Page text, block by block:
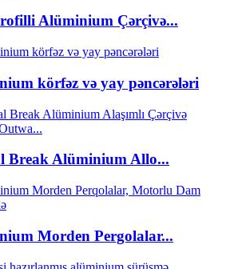
Alüminium Çərçivə...
körfəz və yay pəncərələri
Break Alüminium Allo...
Morden Pergolalar...